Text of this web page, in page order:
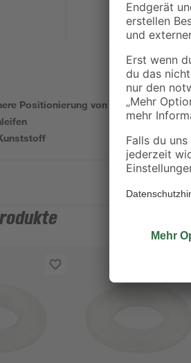
Positionierung von Türen